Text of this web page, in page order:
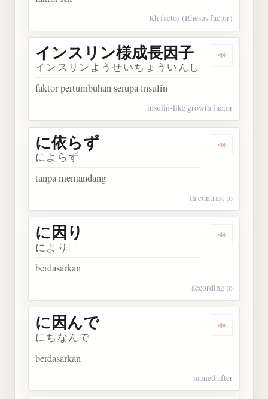
Rh factor (Rhesus factor)
Dengarkan
インスリン様成長因子
インスリンようせいちょういんし
faktor pertumbuhan serupa insulin
insulin-like growth factor
Dengarkan
に依らず
によらず
tanpa memandang
in contrast to
Dengarkan
に因り
により
berdasarkan
according to
Dengarkan
に因んで
にちなんで
berdasarkan
named after